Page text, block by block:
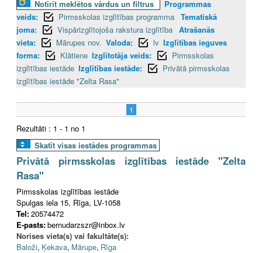
Notīrīt meklētos vārdus un filtrus
Programmas
veids:
Pirmsskolas izglītības programma Tematiskā
joma:
Vispārizglītojoša rakstura izglītība Atrašanās
vieta:
Mārupes nov. Valoda: lv Izglītības ieguves
forma:
Klātiene Izglītotāja veids:
Pirmsskolas
izglītības iestāde Izglītības iestāde:
Privātā pirmsskolas
izglītības iestāde "Zelta Rasa"
1
Rezultāti : 1 - 1 no 1
Skatīt visas iestādes programmas
Privātā pirmsskolas izglītības iestāde "Zelta
Rasa"
Pirmsskolas izglītības iestāde
Spulgas iela 15, Rīga, LV-1058
Tel:20574472
E-pasts:bernudarzszr@inbox.lv
Norises vieta(s) vai fakultāte(s):
Baloži, Ķekava, Mārupe, Rīga